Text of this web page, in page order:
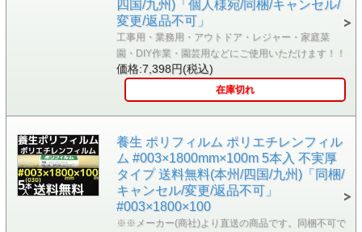
四国/九州)「個人様宛/同梱/キャンセル/
変更/返品不可」
工事用・業務用・アウトドア・レジャー・家庭菜
園・DIY作業・園芸用などにご使用いただけます！！
価格:7,398円(税込)
在庫切れ
養生 ポリフィルム ポリエチレンフィル
ム #003×1800mm×100m 5本入 不実厚
タイプ 送料無料(本州/四国/九州)「同梱/
キャンセル/変更/返品不可」
#003×1800×100
※※メーカー(商社)より直送の商品です。同梱不可で